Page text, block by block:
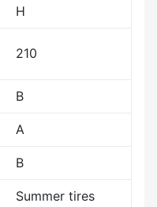
H
210
B
A
B
Summer tires